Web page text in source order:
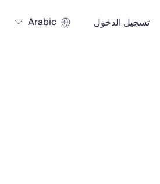
تسجيل الدخول Arabic